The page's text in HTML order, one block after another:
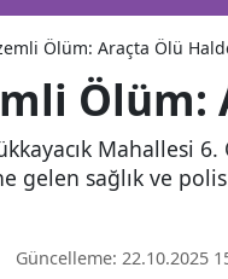
Ölüm: Araçta Ölü
Mahallesi
sağlık ve
Güncelleme: 22.10.2025